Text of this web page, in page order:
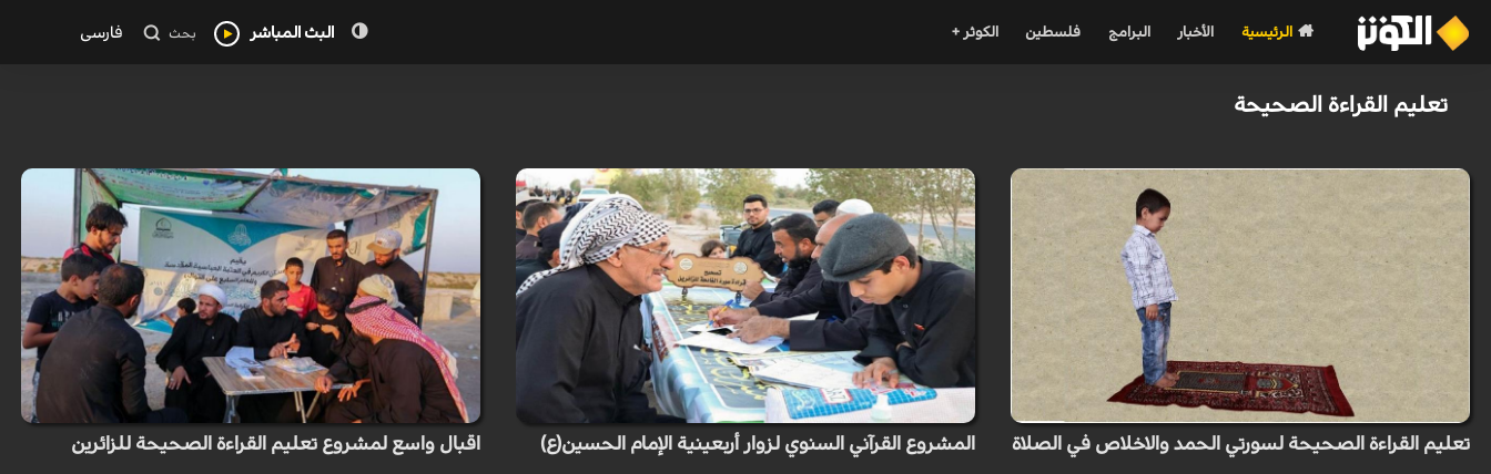
الرئيسية الأخبار البرامج فلسطين الكوثر + البث المباشر بحث فارسی
تعليم القراءة الصحيحة
تعليم القراءة الصحيحة لسورتي الحمد والاخلاص في الصلاة المشروع القرآني السنوي لزوار أربعينية الإمام الحسين(ع) اقبال واسع لمشروع تعليم القراءة الصحيحة للزائرين